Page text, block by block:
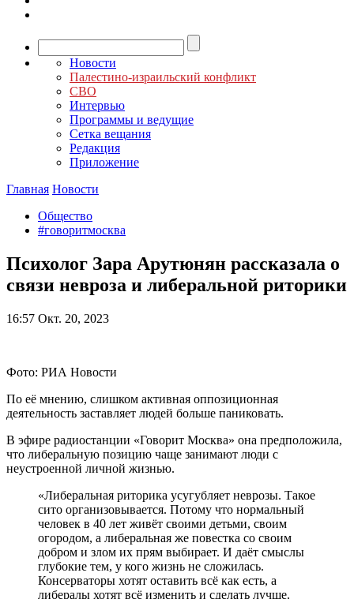
Новости
Палестино-израильский конфликт
СВО
Интервью
Программы и ведущие
Сетка вещания
Редакция
Приложение
Главная Новости
Общество
#говоритмосква
Психолог Зара Арутюнян рассказала о
связи невроза и либеральной риторики
16:57 Окт. 20, 2023
Фото: РИА Новости
По её мнению, слишком активная оппозиционная
деятельность заставляет людей больше паниковать.
В эфире радиостанции «Говорит Москва» она предположила,
что либеральную позицию чаще занимают люди с
неустроенной личной жизнью.
«Либеральная риторика усугубляет неврозы. Такое
сито организовывается. Потому что нормальный
человек в 40 лет живёт своими детьми, своим
огородом, а либеральная же повестка со своим
добром и злом их прям выбирает. И даёт смыслы
глубокие тем, у кого жизнь не сложилась.
Консерваторы хотят оставить всё как есть, а
либералы хотят всё изменить и сделать лучше.